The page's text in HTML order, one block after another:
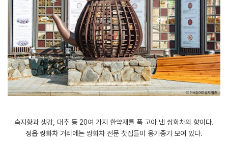
숙지황과 생강, 대추 등 20여 가지 한약재를 푹 고아 낸 쌍화차의 향이다.
정읍 쌍화차 거리 에는 쌍화차 전문 찻집들이 옹기종기 모여 있다.